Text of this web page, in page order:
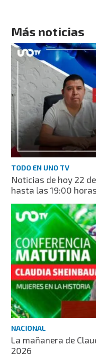
Más noticias
TODO EN UNO TV
Noticias de hoy 22
hasta las 19:00 horas
NACIONAL
La mañanera de
2026